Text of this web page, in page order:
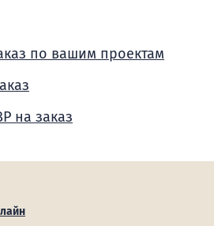
по вашим проектам
на заказ